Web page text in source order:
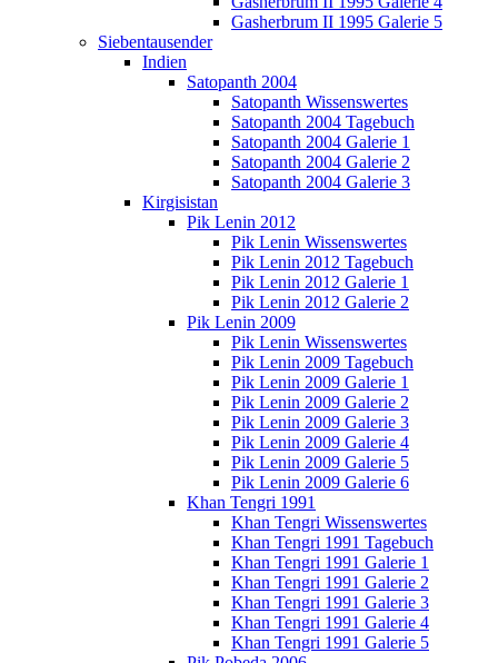
Gasherbrum II 1995 Galerie 5
Siebentausender
Indien
Satopanth 2004
Satopanth Wissenswertes
Satopanth 2004 Tagebuch
Satopanth 2004 Galerie 1
Satopanth 2004 Galerie 2
Satopanth 2004 Galerie 3
Kirgisistan
Pik Lenin 2012
Pik Lenin Wissenswertes
Pik Lenin 2012 Tagebuch
Pik Lenin 2012 Galerie 1
Pik Lenin 2012 Galerie 2
Pik Lenin 2009
Pik Lenin Wissenswertes
Pik Lenin 2009 Tagebuch
Pik Lenin 2009 Galerie 1
Pik Lenin 2009 Galerie 2
Pik Lenin 2009 Galerie 3
Pik Lenin 2009 Galerie 4
Pik Lenin 2009 Galerie 5
Pik Lenin 2009 Galerie 6
Khan Tengri 1991
Khan Tengri Wissenswertes
Khan Tengri 1991 Tagebuch
Khan Tengri 1991 Galerie 1
Khan Tengri 1991 Galerie 2
Khan Tengri 1991 Galerie 3
Khan Tengri 1991 Galerie 4
Khan Tengri 1991 Galerie 5